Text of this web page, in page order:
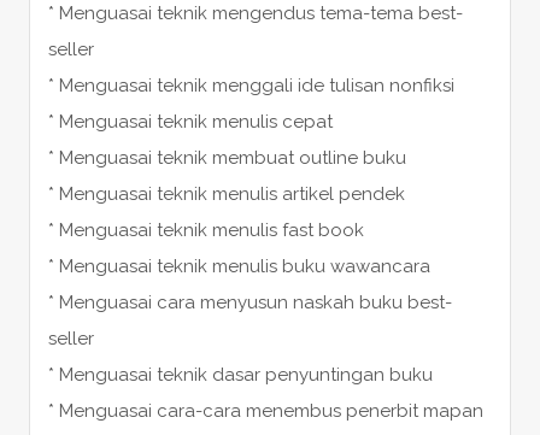
* Menguasai teknik mengendus tema-tema best-
seller
* Menguasai teknik menggali ide tulisan nonfiksi
* Menguasai teknik menulis cepat
* Menguasai teknik membuat outline buku
* Menguasai teknik menulis artikel pendek
* Menguasai teknik menulis fast book
* Menguasai teknik menulis buku wawancara
* Menguasai cara menyusun naskah buku best-
seller
* Menguasai teknik dasar penyuntingan buku
* Menguasai cara-cara menembus penerbit mapan